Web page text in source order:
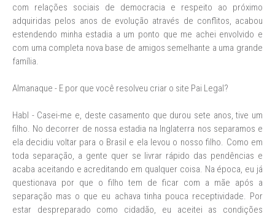
com relações sociais de democracia e respeito ao próximo
adquiridas pelos anos de evolução através de conflitos, acabou
estendendo minha estadia a um ponto que me achei envolvido e
com uma completa nova base de amigos semelhante a uma grande
família.
Almanaque - E por que você resolveu criar o site Pai Legal?
Habl - Casei-me e, deste casamento que durou sete anos, tive um
filho. No decorrer de nossa estadia na Inglaterra nos separamos e
ela decidiu voltar para o Brasil e ela levou o nosso filho. Como em
toda separação, a gente quer se livrar rápido das pendências e
acaba aceitando e acreditando em qualquer coisa. Na época, eu já
questionava por que o filho tem de ficar com a mãe após a
separação mas o que eu achava tinha pouca receptividade. Por
estar despreparado como cidadão, eu aceitei as condições